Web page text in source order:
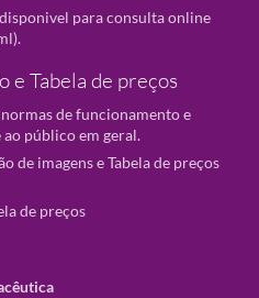
para consulta online
).
e Tabela de preços
de funcionamento e
público em geral.
de imagens e Tabela de preços
de preços